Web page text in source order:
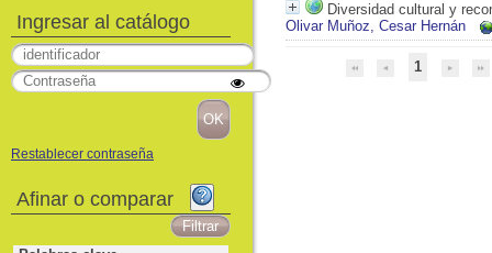
Diversidad cultural y
Olivar Muñoz, Cesar Hernán
1
Ingresar al catálogo
Restablecer contraseña
Afinar o comparar